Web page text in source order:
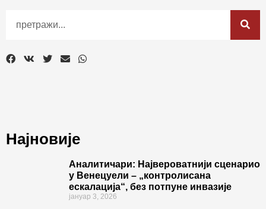
Најновије
Аналитичари: Највероватнији сценарио
у Венецуели – „контролисана
ескалација“, без потпуне инвазије
јануар 3, 2026